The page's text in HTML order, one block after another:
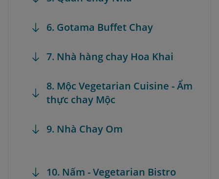
6. Gotama Buffet Chay
7. Nhà hàng chay Hoa Khai
8. Mộc Vegetarian Cuisine - Ẩm
thực chay Mộc
9. Nhà Chay Om
10. Nấm - Vegetarian Bistro